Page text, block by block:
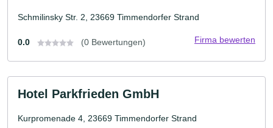
Schmilinsky Str. 2, 23669 Timmendorfer Strand
0.0 (0 Bewertungen) Firma bewerten
Hotel Parkfrieden GmbH
Kurpromenade 4, 23669 Timmendorfer Strand